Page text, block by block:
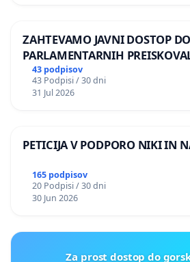
ZAHTEVAMO JAVNI DOSTOP
PARLAMENTARNIH
ILEGALNI TRGOVINI Z OROŽJEM
43 podpisov
43 Podpisi / 30 dni
31 Jul 2026
PETICIJA V PODPORO NIKI IN
165 podpisov
20 Podpisi / 30 dni
30 Jun 2026
Za prost dostop do